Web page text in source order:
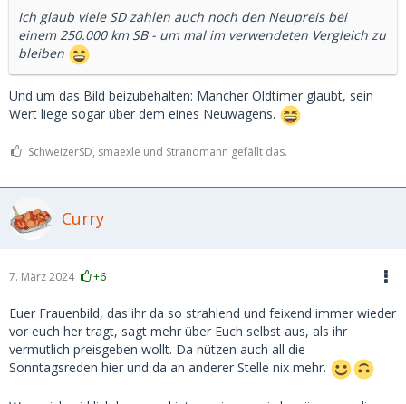
Ich glaub viele SD zahlen auch noch den Neupreis bei
einem 250.000 km SB - um mal im verwendeten Vergleich zu
bleiben
Und um das Bild beizubehalten: Mancher Oldtimer glaubt, sein
Wert liege sogar über dem eines Neuwagens.
SchweizerSD, smaexle und Strandmann gefällt das.
Curry
7. März 2024 +6
Euer Frauenbild, das ihr da so strahlend und feixend immer wieder
vor euch her tragt, sagt mehr über Euch selbst aus, als ihr
vermutlich preisgeben wollt. Da nützen auch all die
Sonntagsreden hier und da an anderer Stelle nix mehr.